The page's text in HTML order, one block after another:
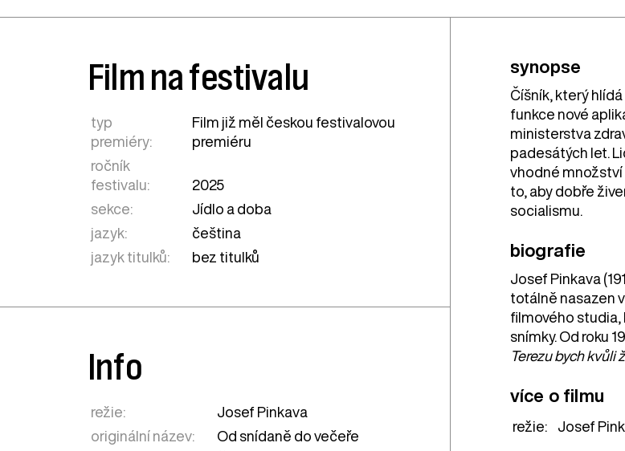
synopse
Číšník, který
funkce nové
ministerstva
padesátých let.
vhodné množství
to, aby dobře
socialismu.
biografie
Josef Pinkava
totálně nasazen
filmového
snímky. Od roku
Terezu bych kvůli
více o filmu
režie: Josef
Film na festivalu
typ
premiéry:
Film již měl českou festivalovou
premiéru
ročník
festivalu:
2025
sekce:
Jídlo a doba
jazyk:
čeština
jazyk titulků:
bez titulků
Info
režie:
Josef Pinkava
originální název:
Od snídaně do večeře